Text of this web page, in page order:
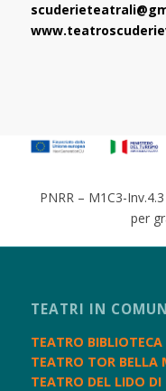
PNRR – M1C3-
per
TEATRI IN
TEATRO
TEATRO TOR BELLA
TEATRO DEL LIDO